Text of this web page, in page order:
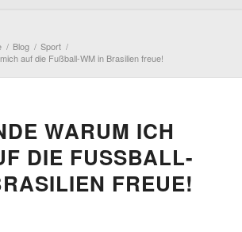
/ Blog / Sport /
auf die Fußball-WM in Brasilien freue!
WARUM ICH
DIE FUSSBALL-W
FREUE!